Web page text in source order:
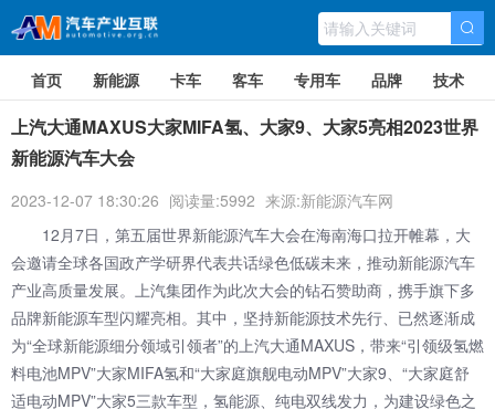
首页 新能源 卡车 客车 专用车 品牌 技术
上汽大通MAXUS大家MIFA氢、大家9、大家5亮相2023世界
新能源汽车大会
2023-12-07 18:30:26 阅读量:5992 来源:新能源汽车网
12月7日，第五届世界新能源汽车大会在海南海口拉开帷幕，大
会邀请全球各国政产学研界代表共话绿色低碳未来，推动新能源汽车
产业高质量发展。上汽集团作为此次大会的钻石赞助商，携手旗下多
品牌新能源车型闪耀亮相。其中，坚持新能源技术先行、已然逐渐成
为“全球新能源细分领域引领者”的上汽大通MAXUS，带来“引领级氢燃
料电池MPV”大家MIFA氢和“大家庭旗舰电动MPV”大家9、“大家庭舒
适电动MPV”大家5三款车型，氢能源、纯电双线发力，为建设绿色之